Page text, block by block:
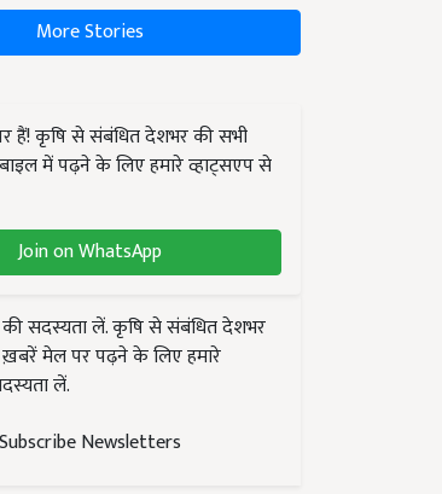
More Stories
हैं! कृषि से संबंधित देशभर की सभी
में पढ़ने के लिए हमारे व्हाट्सएप से
Join on WhatsApp
की सदस्यता लें. कृषि से संबंधित देशभर
मेल पर पढ़ने के लिए हमारे
लें.
Subscribe Newsletters